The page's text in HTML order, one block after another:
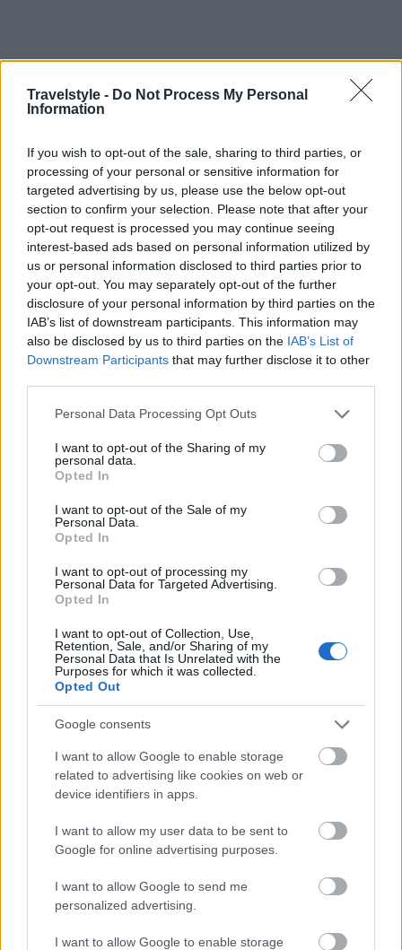
Travelstyle - Do Not Process My Personal
Information
If you wish to opt-out of the sale, sharing to third parties, or
processing of your personal or sensitive information for
targeted advertising by us, please use the below opt-out
section to confirm your selection. Please note that after your
opt-out request is processed you may continue seeing
interest-based ads based on personal information utilized by
us or personal information disclosed to third parties prior to
your opt-out. You may separately opt-out of the further
disclosure of your personal information by third parties on the
IAB’s list of downstream participants. This information may
also be disclosed by us to third parties on the IAB’s List of
Downstream Participants that may further disclose it to other
Please note that this website/app uses one or more Google
not limited to your visit or usage behaviour. You may click to
grant or deny consent to Google and its third-party tags to
use your data for below specified purposes in below Google
consent section.
Personal Data Processing Opt Outs
I want to opt-out of the Sharing of my
personal data.
Opted In
I want to opt-out of the Sale of my
Personal Data.
Opted In
I want to opt-out of processing my
Personal Data for Targeted Advertising.
Opted In
I want to opt-out of Collection, Use,
Retention, Sale, and/or Sharing of my
Personal Data that Is Unrelated with the
Purposes for which it was collected.
Opted Out
Google consents
I want to allow Google to enable storage
related to advertising like cookies on web or
device identifiers in apps.
I want to allow my user data to be sent to
Google for online advertising purposes.
I want to allow Google to send me
personalized advertising.
I want to allow Google to enable storage
Θρακιώτικες γεύσεις, που παρουσιάζονται με
σεβασμό στην παράδοση, αλλά και σύγχρονη
ματιά. Λουκάνικα, χειροποίητα κεφτεδάκια, ζουμερά
παϊδάκια, πλούσιες σχάρες & σούβλες κρεατικών
και μεζέδες που συνοδεύουν ιδανικά το κρασί ή το
τσίπουρο, αποτελούν μόνο μερικά από τα πιάτα
που δίνουν τον χαρακτήρα της κουζίνας.
Παράλληλα, τα ορεκτικά και οι σαλάτες